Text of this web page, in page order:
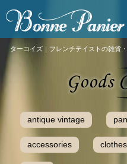
ターコイズ｜フレンチテイストの雑貨
antique vintage
accessories clothes